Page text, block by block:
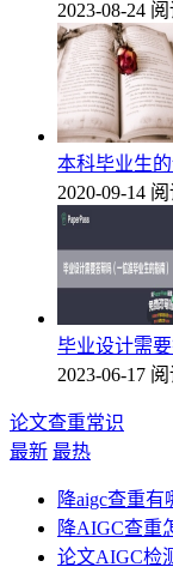
2023-08-24 阅
本科毕业生
2020-09-14 阅
毕业设计需
2023-06-17 阅
论文查重常识
最新 最热
降aigc查重
降AIGC查重
论文AIGC检